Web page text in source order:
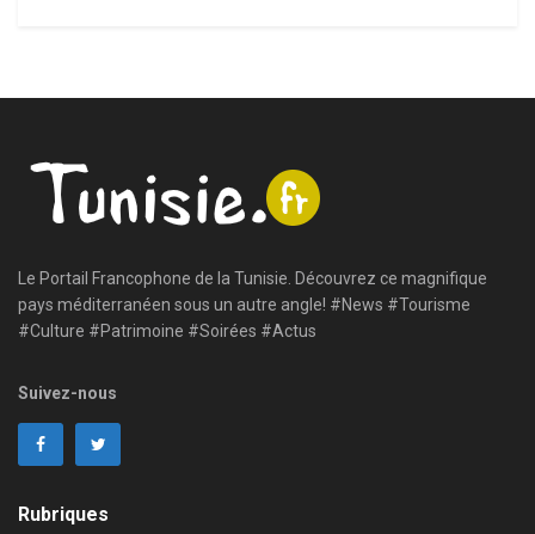
Le Portail Francophone de la Tunisie. Découvrez ce magnifique
pays méditerranéen sous un autre angle! #News #Tourisme
#Culture #Patrimoine #Soirées #Actus
Suivez-nous
Rubriques